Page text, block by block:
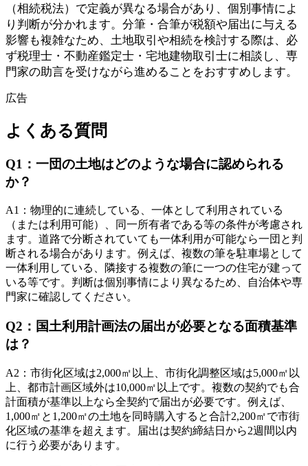
（相続税法）で定義が異なる場合があり、個別事情によ
り判断が分かれます。分筆・合筆が税額や届出に与える
影響も複雑なため、土地取引や相続を検討する際は、必
ず税理士・不動産鑑定士・宅地建物取引士に相談し、専
門家の助言を受けながら進めることをおすすめします。
広告
よくある質問
Q1 ： 一団の土地はどのような場合に認められる
か？
A1 ： 物理的に連続している、一体として利用されている
（または利用可能）、同一所有者である等の条件が考慮され
ます。道路で分断されていても一体利用が可能なら一団と判
断される場合があります。例えば、複数の筆を駐車場として
一体利用している、隣接する複数の筆に一つの住宅が建って
いる等です。判断は個別事情により異なるため、自治体や専
門家に確認してください。
Q2 ： 国土利用計画法の届出が必要となる面積基準
は？
A2 ： 市街化区域は2,000㎡以上、市街化調整区域は5,000㎡以
上、都市計画区域外は10,000㎡以上です。複数の契約でも合
計面積が基準以上なら全契約で届出が必要です。例えば、
1,000㎡と1,200㎡の土地を同時購入すると合計2,200㎡で市街
化区域の基準を超えます。届出は契約締結日から2週間以内
に行う必要があります。